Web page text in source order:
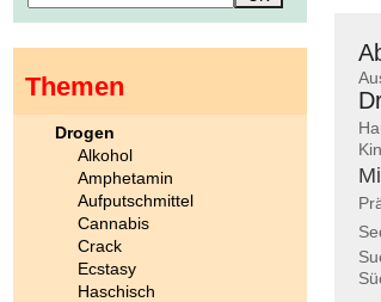
Themen
Drogen
Alkohol
Amphetamin
Aufputschmittel
Cannabis
Crack
Ecstasy
Haschisch